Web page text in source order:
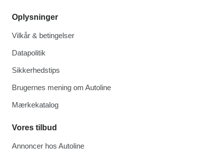
Oplysninger
Vilkår & betingelser
Datapolitik
Sikkerhedstips
Brugernes mening om Autoline
Mærkekatalog
Vores tilbud
Annoncer hos Autoline